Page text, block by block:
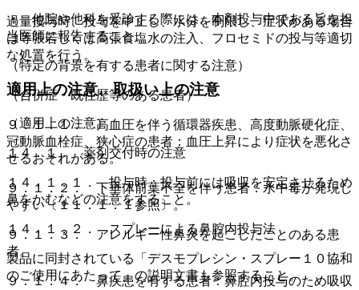
過量投与時、投与を中止し、水分を制限し、症状がある場合
は等張若しくは高張食塩水の注入、フロセミドの投与等適切
な処置を行う。
適用上の注意、取扱い上の注意
（適用上の注意）
１４．１． 薬剤交付時の注意
１４．１．１． 投与時：投与前には吸収を安定させるため
鼻をかむなどの注意をすること。
１４．１．２． スプレーによる鼻腔内投与法
製品に同封されている「デスモプレシン・スプレー１０協和
のご使用にあたって」の説明文書も参照すること。
・ 他院や他科を受診する際には、本剤投与中である旨を担
当医師に報告すること。
（特定の背景を有する患者に関する注意）
（合併症・既往歴等のある患者）
９．１．１． 高血圧を伴う循環器疾患、高度動脈硬化症、
冠動脈血栓症、狭心症の患者：血圧上昇により症状を悪化さ
せるおそれがある。
９．１．２． 下垂体前葉不全を伴う患者：水中毒が発現し
やすい〔１１．１．１参照〕。
９．１．３． アレルギー性鼻炎を起こしたことのある患
者。
９．１．４． 鼻疾患を有する患者：鼻腔内投与のため吸収